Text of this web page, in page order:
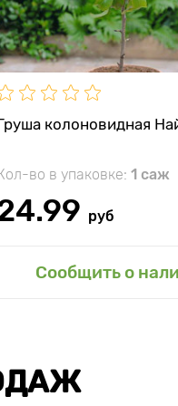
колоновидная
во в упаковке: 1 саж
руб
Сообщить о
Местоположение
Морозостойкость
Вес плода
Добавить в мой